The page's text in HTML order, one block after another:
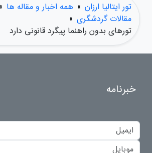
تور ایتالیا ارزان » همه اخبار و مقاله ها »
مقالات گردشگری »
تورهای بدون راهنما پیگرد قانونی دارد
خبرنامه